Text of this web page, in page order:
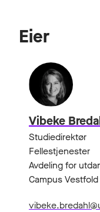
Eier
Vibeke
Studiedirektør
Fellestjenester
Avdeling for
Campus Vestfold